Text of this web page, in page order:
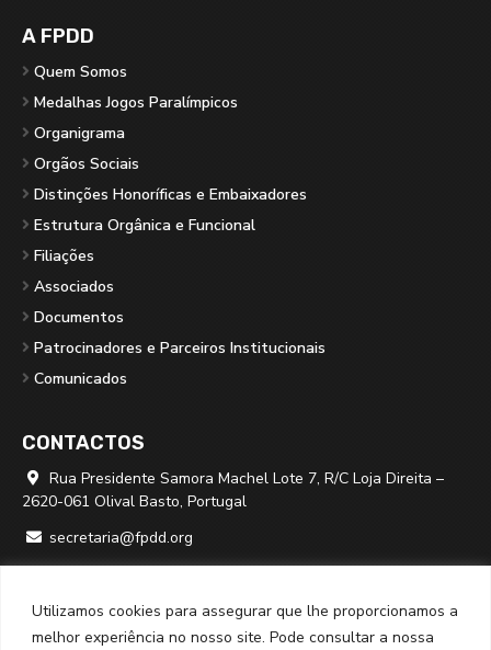
Utilizamos cookies para assegurar que lhe proporcionamos a
melhor experiência no nosso site. Pode consultar a nossa
A FPDD
Quem Somos
Medalhas Jogos Paralímpicos
Organigrama
Orgãos Sociais
Distinções Honoríficas e Embaixadores
Estrutura Orgânica e Funcional
Filiações
Associados
Documentos
Patrocinadores e Parceiros Institucionais
Comunicados
CONTACTOS

Rua Presidente Samora Machel Lote 7, R/C Loja Direita –
2620-061 Olival Basto, Portugal
 secretaria@fpdd.org
⁽*⁾ chamada para rede fixa nacional